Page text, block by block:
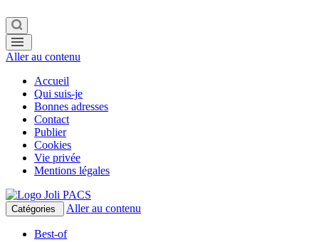
Aller au contenu
Accueil
Qui suis-je
Bonnes adresses
Contact
Publier
Cookies
Vie privée
Mentions légales
Catégories Aller au contenu
Best-of